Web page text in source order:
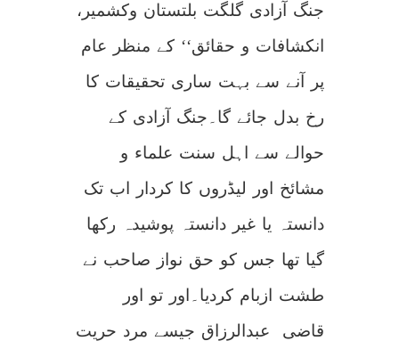
جنگ آزادی گلگت بلتستان وکشمیر،
انکشافات و حقائق‘‘ کے منظر عام
پر آنے سے بہت ساری تحقیقات کا
رخ بدل جائے گا۔جنگ آزادی کے
حوالے سے اہل سنت علماء و
مشائخ اور لیڈروں کا کردار اب تک
دانستہ یا غیر دانستہ پوشیدہ رکھا
گیا تھا جس کو حق نواز صاحب نے
طشت ازبام کردیا۔اور تو اور
قاضی عبدالرزاق جیسے مرد حریت